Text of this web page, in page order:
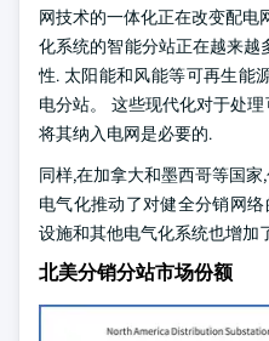
网技术的一体化正在改变配电
化系统的智能分站正在越来
性. 太阳能和风能等可再生能
电分站。 这些现代化对于处
将其纳入电网是必要的.
同样,在加拿大和墨西哥等国
电气化推动了对健全分销网
设施和其他电气化系统也增加
北美分销分站市场份额